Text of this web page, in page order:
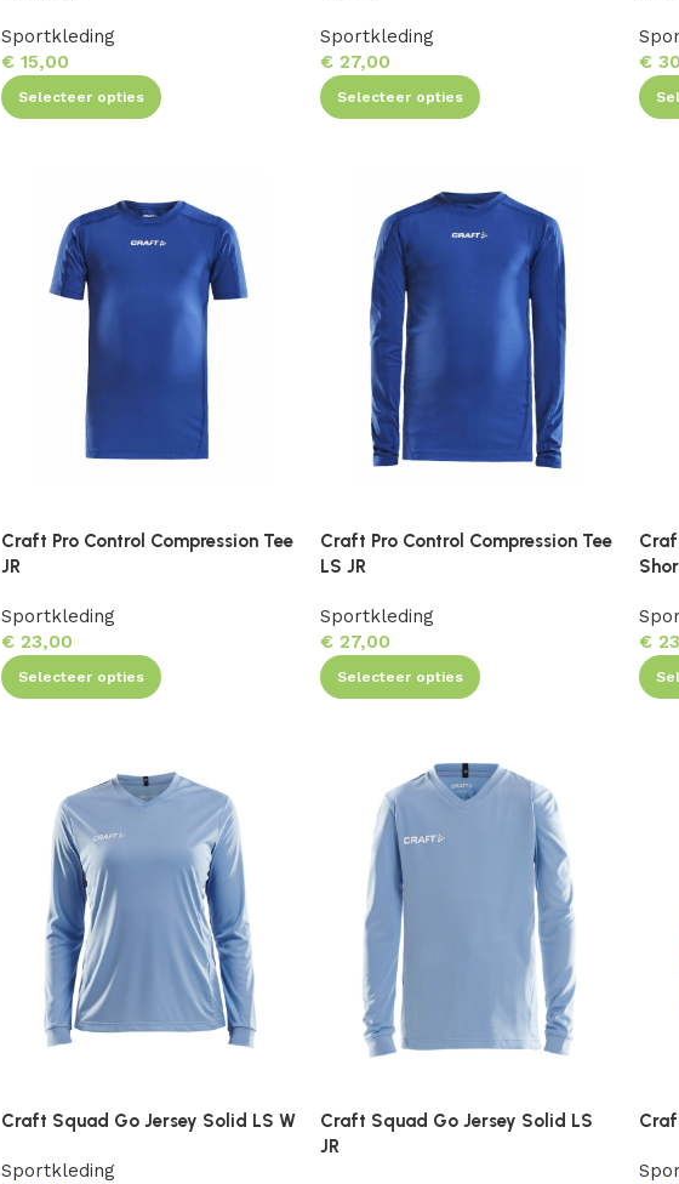
Sportkleding
€ 15,00
Selecteer opties
Sportkleding
€ 27,00
Selecteer opties
€
Craft Pro Control Compression Tee
JR
Sportkleding
€ 23,00
Selecteer opties
Craft Pro Control Compression Tee
LS JR
Sportkleding
€ 27,00
Selecteer opties
€
Craft Squad Go Jersey Solid LS W
Sportkleding
Craft Squad Go Jersey Solid LS
JR